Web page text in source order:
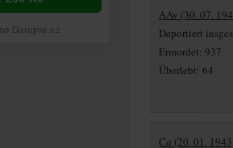
AAv (30. 07.
Deportiert
Ermordet: 937
Überlebt: 64
Cq (20. 01.